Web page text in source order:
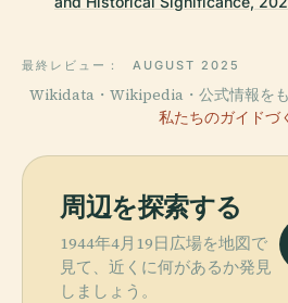
最終レビュー： AUGUST 2025
Wikidata・Wikipedia・公式情報をも
私たちのガイド
周辺を探索する
1944年4月19日広場を地図で
見て、近くに何があるか発見
しましょう。